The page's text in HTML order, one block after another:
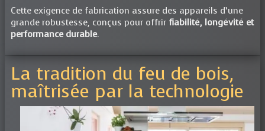
Cette exigence de fabrication assure des appareils d’une
grande robustesse, conçus pour offrir fiabilité, longévité et
performance durable.
La tradition du feu de bois,
maîtrisée par la technologie